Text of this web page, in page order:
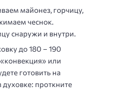
майонез, горчицу,
чеснок.
снаружи и внутри.
до 180 – 190
или
готовить на
проткните